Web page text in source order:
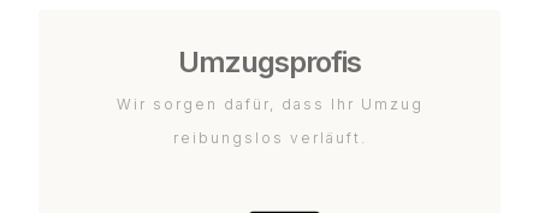
Umzugsprofis
Wir sorgen dafür, dass Ihr Umzug
reibungslos verläuft.